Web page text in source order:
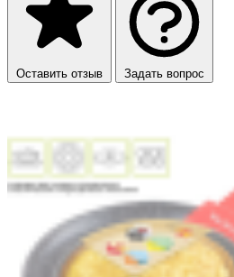
Оставить отзыв Задать вопрос